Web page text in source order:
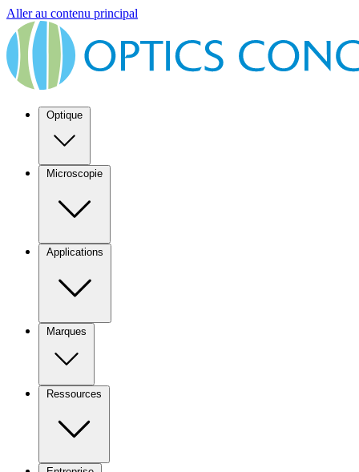
Aller au contenu principal
Optique
Microscopie
Applications
Marques
Ressources